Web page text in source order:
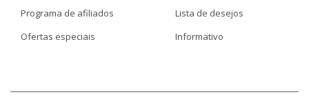
Programa de afiliados
Ofertas especiais
Lista de desejos
Informativo